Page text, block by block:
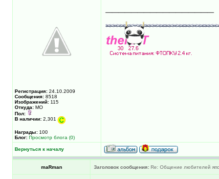
Регистрация: 24.10.2009
Сообщения: 8518
Изображений: 115
Откуда: МО
Пол:
В наличии: 2,301
Награды: 100
Блог: Просмотр блога (0)
Вернуться к началу
maRman Заголовок сообщения: Re: Общение любителей